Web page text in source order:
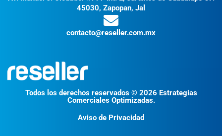
45030, Zapopan, Jal
contacto@reseller.com.mx
Todos los derechos reservados © 2026 Estrategias
Comerciales Optimizadas.
Aviso de Privacidad